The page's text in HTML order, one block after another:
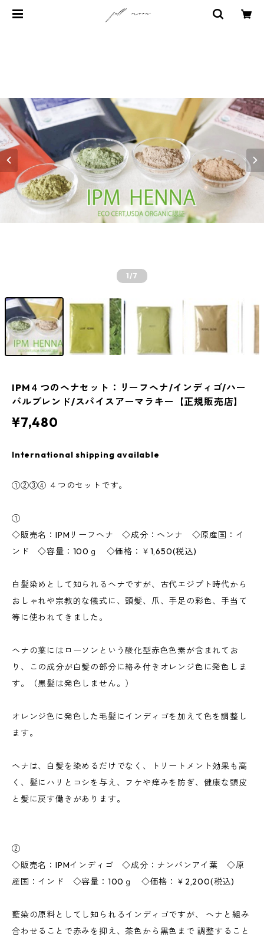
1/7
IPM４つのヘナセット：リーフヘナ/インディゴ/ハー
バルブレンド/スパイスアーマラキー【正規販売店】
¥7,480
International shipping available
①②③④ ４つのセットです。
①
◇販売名：IPMリーフヘナ ◇成分：ヘンナ ◇原産国：イ
ンド ◇容量：100ｇ ◇価格：￥1,650(税込)
白髪染めとして知られるヘナですが、古代エジプト時代から
おしゃれや宗教的な儀式に、頭髪、爪、手足の彩色、手当て
等に使われてきました。
ヘナの葉にはローソンという酸化型赤色色素が含まれてお
り、この成分が白髪の部分に絡み付きオレンジ色に発色しま
す。（黒髪は発色しません。）
オレンジ色に発色した毛髪にインディゴを加えて色を調整し
ます。
ヘナは、白髪を染めるだけでなく、トリートメント効果も高
く、髪にハリとコシを与え、フケや痒みを防ぎ、健康な頭皮
と髪に戻す働きがあります。
②
◇販売名：IPMインディゴ ◇成分：ナンバンアイ葉 ◇原
産国：インド ◇容量：100ｇ ◇価格：￥2,200(税込)
藍染の原料としてし知られるインディゴですが、 ヘナと組み
合わせることで赤みを抑え、茶色から黒色まで 調整すること